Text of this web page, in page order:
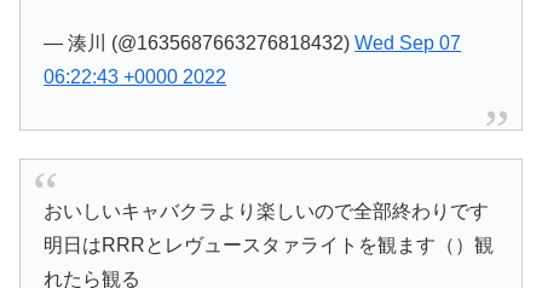
— 湊川 (@1635687663276818432)Wed Sep 07
06:22:43 +0000 2022
おいしいキャバクラより楽しいので全部終わりです
明日はRRRとレヴュースタァライトを観ます（）観
れたら観る